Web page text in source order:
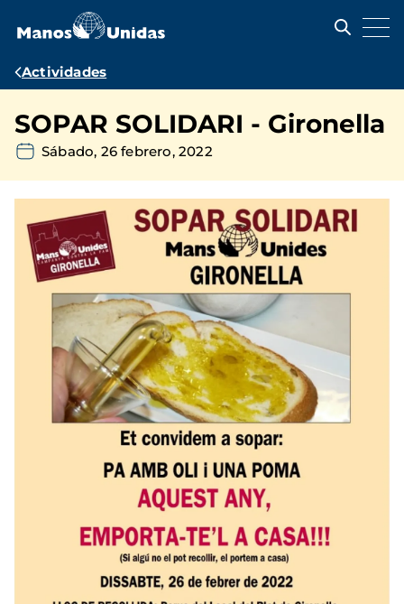
contenido
Ruta
navegación
Actividades
SOPAR SOLIDARI - Gironella
Sábado, 26 febrero, 2022